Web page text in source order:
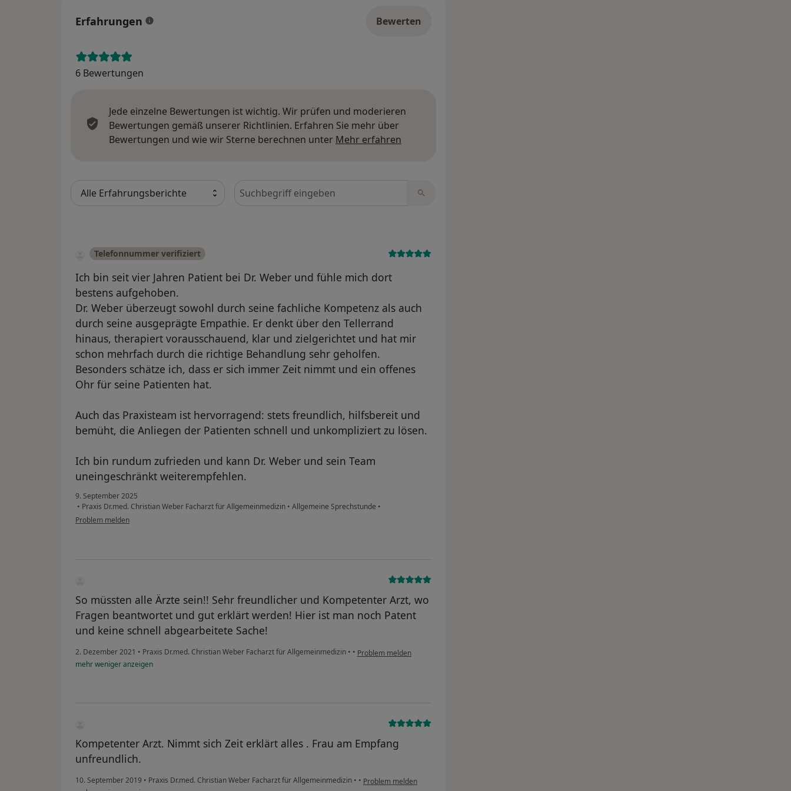
Erfahrungen Bewerten
6 Bewertungen
Jede einzelne Bewertungen ist wichtig. Wir prüfen und moderieren
Bewertungen gemäß unserer Richtlinien. Erfahren Sie mehr über
Bewertungen und wie wir Sterne berechnen unter Mehr erfahren
Bewertungen durchsuchen
Telefonnummer verifiziert
Ich bin seit vier Jahren Patient bei Dr. Weber und fühle mich dort
bestens aufgehoben.
Dr. Weber überzeugt sowohl durch seine fachliche Kompetenz als auch
durch seine ausgeprägte Empathie. Er denkt über den Tellerrand
hinaus, therapiert vorausschauend, klar und zielgerichtet und hat mir
schon mehrfach durch die richtige Behandlung sehr geholfen.
Besonders schätze ich, dass er sich immer Zeit nimmt und ein offenes
Ohr für seine Patienten hat.
Auch das Praxisteam ist hervorragend: stets freundlich, hilfsbereit und
bemüht, die Anliegen der Patienten schnell und unkompliziert zu lösen.
Ich bin rundum zufrieden und kann Dr. Weber und sein Team
uneingeschränkt weiterempfehlen.
9. September 2025
• Praxis Dr.med. Christian Weber Facharzt für Allgemeinmedizin • Allgemeine Sprechstunde •
Problem melden
So müssten alle Ärzte sein!! Sehr freundlicher und Kompetenter Arzt, wo
Fragen beantwortet und gut erklärt werden! Hier ist man noch Patent
und keine schnell abgearbeitete Sache!
2. Dezember 2021 • Praxis Dr.med. Christian Weber Facharzt für Allgemeinmedizin • • Problem melden
mehrwenigeranzeigen
Kompetenter Arzt. Nimmt sich Zeit erklärt alles . Frau am Empfang
unfreundlich.
10. September 2019 • Praxis Dr.med. Christian Weber Facharzt für Allgemeinmedizin • • Problem melden